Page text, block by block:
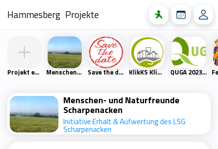
Hammesberg Projekte
Projekt erstellen Menschen- und Naturfreunde Scharpenacken Save the date KlikKS Klimaschutzprojekt QUGA 2023 – Quartiersgartenschau Heckinghausen
Menschen- und Naturfreunde
Scharpenacken
Initiative Erhalt & Aufwertung des LSG
Scharpenacken